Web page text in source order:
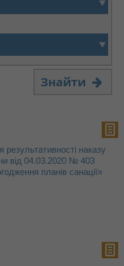
Знайти
результативності наказу
від 04.03.2020 № 403
планів санації»